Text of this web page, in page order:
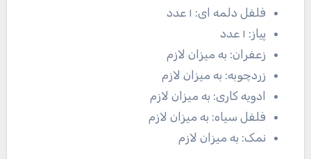
فلفل دلمه ای: ۱ عدد
پیاز: ۱ عدد
زعفران: به میزان لازم
زردچوبه: به میزان لازم
ادویه کاری: به میزان لازم
فلفل سیاه: به میزان لازم
نمک: به میزان لازم